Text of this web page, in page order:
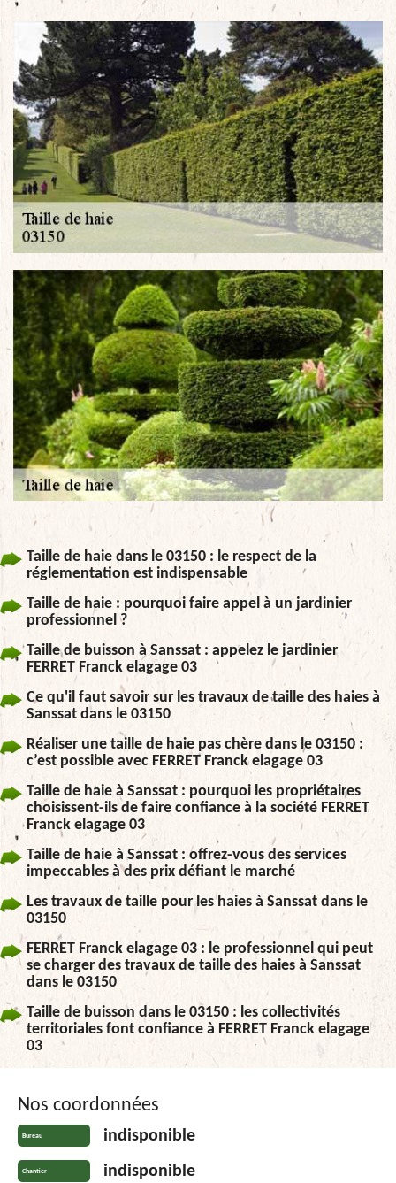
Taille de haie dans le 03150 : le respect de la
réglementation est indispensable
Taille de haie : pourquoi faire appel à un jardinier
professionnel ?
Taille de buisson à Sanssat : appelez le jardinier
FERRET Franck elagage 03
Ce qu'il faut savoir sur les travaux de taille des haies à
Sanssat dans le 03150
Réaliser une taille de haie pas chère dans le 03150 :
c’est possible avec FERRET Franck elagage 03
Taille de haie à Sanssat : pourquoi les propriétaires
choisissent-ils de faire confiance à la société FERRET
Franck elagage 03
Taille de haie à Sanssat : offrez-vous des services
impeccables à des prix défiant le marché
Les travaux de taille pour les haies à Sanssat dans le
03150
FERRET Franck elagage 03 : le professionnel qui peut
se charger des travaux de taille des haies à Sanssat
dans le 03150
Taille de buisson dans le 03150 : les collectivités
territoriales font confiance à FERRET Franck elagage
03
Nos coordonnées
Bureau indisponible
Chantier indisponible